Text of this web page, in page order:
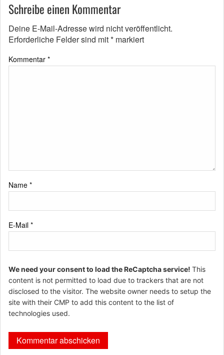
Schreibe einen Kommentar
Deine E-Mail-Adresse wird nicht veröffentlicht.
Erforderliche Felder sind mit* markiert
Kommentar *
Name *
E-Mail *
We need your consent to load the ReCaptcha service! This
content is not permitted to load due to trackers that are not
disclosed to the visitor. The website owner needs to setup the
site with their CMP to add this content to the list of
technologies used.